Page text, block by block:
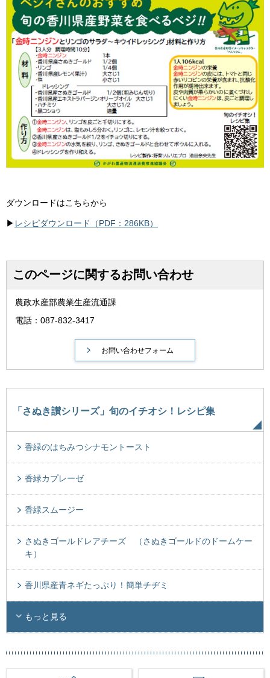
ダウンロードはこちらから
▶ レシピダウンロード（PDF：286KB）
このページに関するお問い合わせ
農政水産部農業生産流通課
電話：087-832-3417
「さぬき讃シリーズ」旬のイチオシ！レシピ集
香緑のはちみつシナモントースト
香緑カプレーゼ
香緑スムージー
さぬきゴールドレアチーズ （さぬきゴールドのドームケー
キ）
香川県産青ネギたっぷり！簡単チヂミ
もっと見る